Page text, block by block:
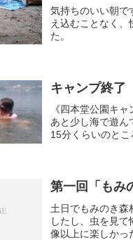
気持ちのいい朝で
え込むことなく
た。
キャンプ終了
《四本堂公園キ
あと少し海で遊ん
15分くらいのとこ
第一回「もみ
土日でもみのき森
したし、虫を見
像以上に楽しかっ